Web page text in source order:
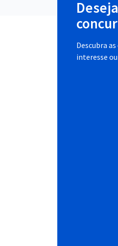
Descubra
interesse